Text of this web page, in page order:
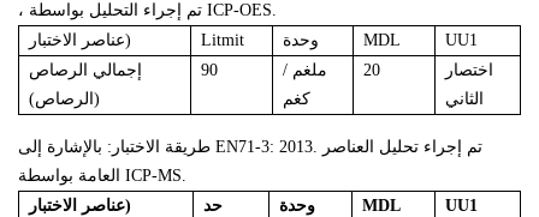
، تم إجراء التحليل بواسطة ICP-OES.
عناصر الاختبار)
Litmit وحدة MDL
UU1
إجمالي
الرصاص
(الرصاص)
90
ملغم /
كغم
20
اختصار
الثاني
طريقة الاختبار: بالإشارة إلى EN71-3: 2013. تم إجراء تحليل العناصر
العامة بواسطة ICP-MS.
عناصر الاختبار)
حد وحدة MDL
UU1